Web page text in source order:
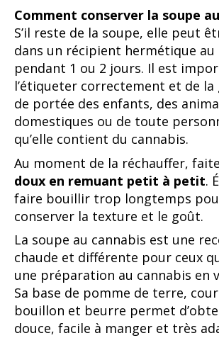
Comment conserver la soupe
S’il reste de la soupe, elle peut
dans un récipient hermétique
pendant 1 ou 2 jours. Il est
l’étiqueter correctement et de la
de portée des enfants, des
domestiques ou de toute
qu’elle contient du cannabis.
Au moment de la réchauffer,
doux en remuant petit à petit.
faire bouillir trop longtemps
conserver la texture et le goût.
La soupe au cannabis est une
chaude et différente pour ceux
une préparation au cannabis en
Sa base de pomme de terre,
bouillon et beurre permet
douce, facile à manger et très